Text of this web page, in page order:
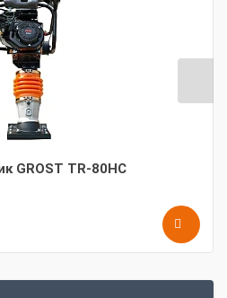
GROST TR-80HC